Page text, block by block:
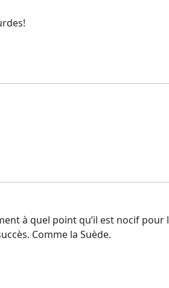
à quel point qu’il est nocif pour
Comme la Suède.